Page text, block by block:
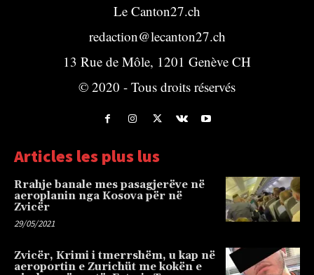
Le Canton27.ch
redaction@lecanton27.ch
13 Rue de Môle, 1201 Genève CH
© 2020 - Tous droits réservés
Articles les plus lus
Rrahje banale mes pasagjerëve në
aeroplanin nga Kosova për në
Zvicër
29/05/2021
Zvicër, Krimi i tmerrshëm, u kap në
aeroportin e Zurichüt me kokën e